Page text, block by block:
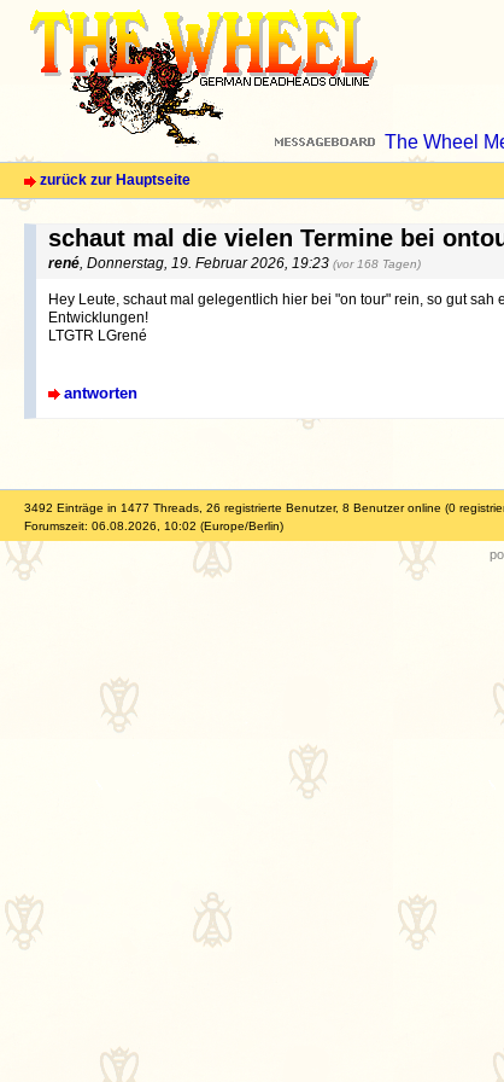
The Wheel
zurück zur Hauptseite
schaut mal die vielen Termine bei
rené , Donnerstag, 19. Februar 2026, 19:23 (vor 168 Tagen)
Hey Leute, schaut mal gelegentlich hier bei "on tour" rein, so gut
Entwicklungen!
LTGTR LGrené
antworten
3492 Einträge in 1477 Threads, 26 registrierte Benutzer, 8 Benutzer online (0
Forumszeit: 06.08.2026, 10:02 (Europe/Berlin)